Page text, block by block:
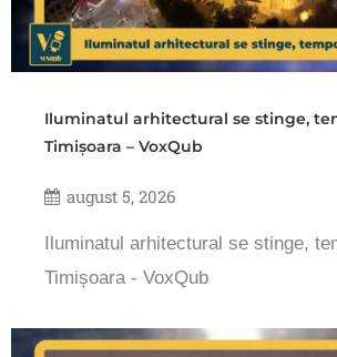
Iluminatul arhitectural se stinge,
Timișoara – VoxQub
august 5, 2026
Iluminatul arhitectural se stinge,
Timișoara - VoxQub